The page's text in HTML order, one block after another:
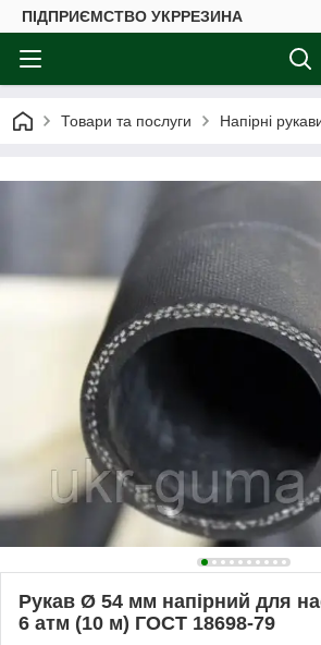
ПІДПРИЄМСТВО УКРРЕЗИНА
Товари та послуги Напірні
Рукав Ø 54 мм напірний для
6 атм (10 м) ГОСТ 18698-79